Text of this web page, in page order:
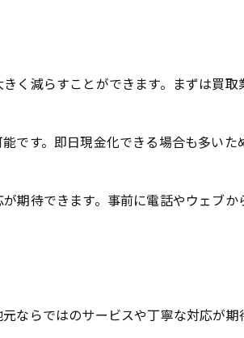
く減らすことができます。まずは買取
です。即日現金化できる場合も多いた
期待できます。事前に電話やウェブか
ならではのサービスや丁寧な対応が期